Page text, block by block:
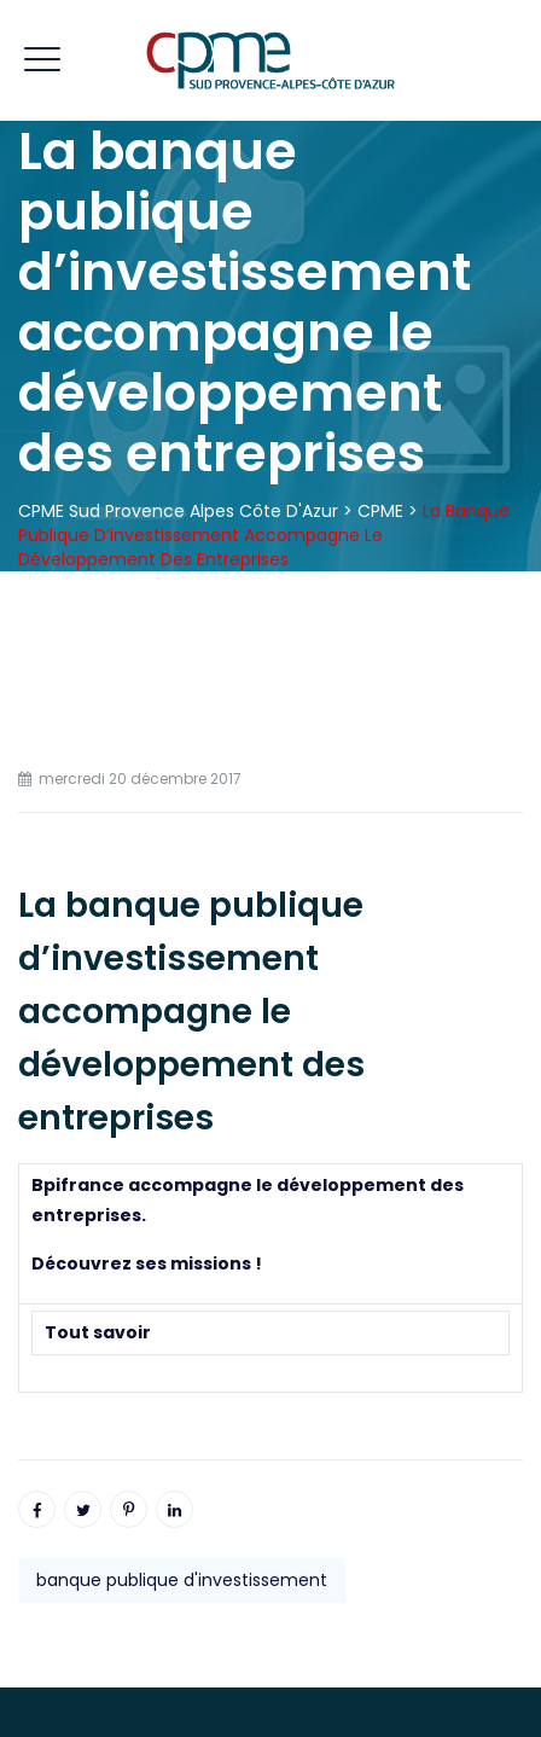
La banque
publique
d’investissement
accompagne le
développement
des entreprises
CPME Sud Provence Alpes Côte D'Azur > CPME > La Banque
Publique D’investissement Accompagne Le
Développement Des Entreprises
mercredi 20 décembre 2017
La banque publique
d’investissement
accompagne le
développement des
entreprises
Bpifrance accompagne le développement des
entreprises.
Découvrez ses missions !
Tout savoir
banque publique d'investissement